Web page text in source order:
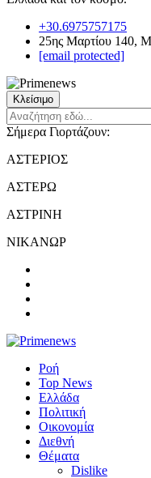
+30.6975757175
25ης Μαρτίου 140,
[email protected]
Κλείσιμο
Σήμερα Γιορτάζουν:
ΑΣΤΕΡΙΟΣ
ΑΣΤΕΡΩ
ΑΣΤΡΙΝΗ
ΝΙΚΑΝΩΡ
Ροή
Top News
Ελλάδα
Πολιτική
Οικονομία
Διεθνή
Θέματα
Dislike